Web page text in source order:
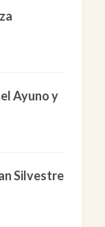
Ayuno y
Silvestre